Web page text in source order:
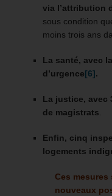
via l’attribution
sous condition
moins trois ans
La santé, avec
d’urgence[6].
La justice, avec
de magistrats
Enfin, cinq
logements
Ces
nouveaux